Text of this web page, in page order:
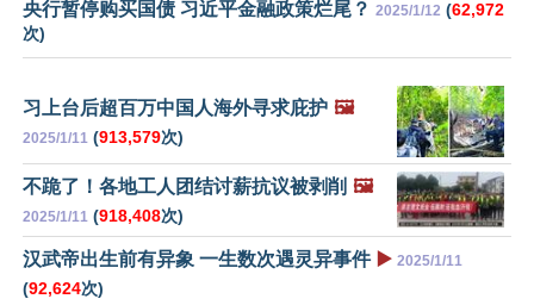
央行暂停购买国债 习近平金融政策烂尾？ 2025/1/12 (62,972
次)
习上台后超百万中国人海外寻求庇护 🖼️
2025/1/11 (913,579次)
不跪了！各地工人团结讨薪抗议被剥削 🖼️
2025/1/11 (918,408次)
汉武帝出生前有异象 一生数次遇灵异事件 ▶️ 2025/1/11
(92,624次)